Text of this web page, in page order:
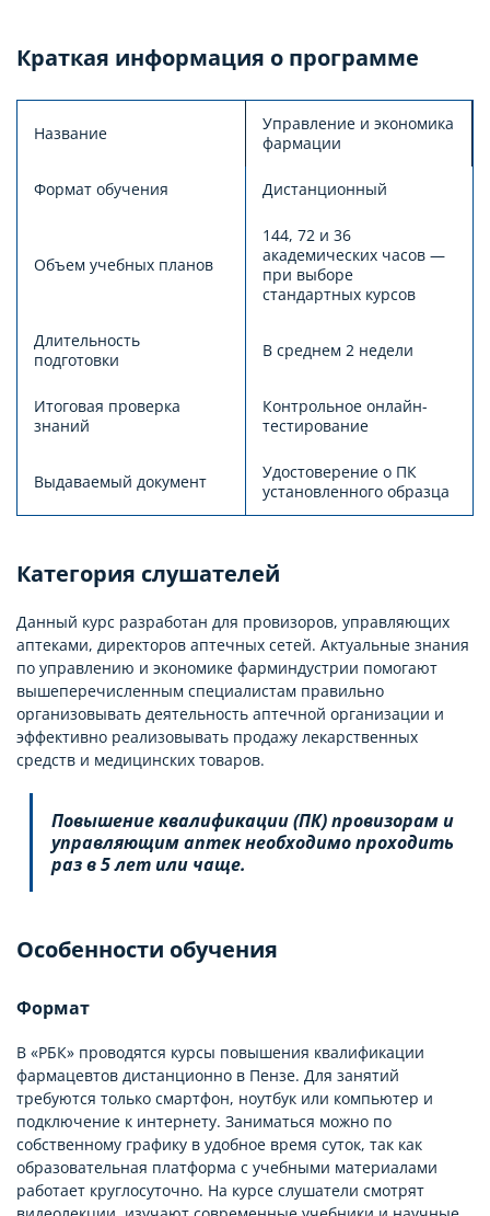
Краткая информация о программе
Название
Управление и экономика
фармации
Формат обучения Дистанционный
Объем учебных планов
144, 72 и 36
академических часов —
при выборе
стандартных курсов
Длительность
подготовки
В среднем 2 недели
Итоговая проверка
знаний
Контрольное онлайн-
тестирование
Выдаваемый документ
Удостоверение о ПК
установленного образца
Категория слушателей
Данный курс разработан для провизоров, управляющих
аптеками, директоров аптечных сетей. Актуальные знания
по управлению и экономике фарминдустрии помогают
вышеперечисленным специалистам правильно
организовывать деятельность аптечной организации и
эффективно реализовывать продажу лекарственных
средств и медицинских товаров.
Повышение квалификации (ПК) провизорам и
управляющим аптек необходимо проходить
раз в 5 лет или чаще.
Особенности обучения
Формат
В «РБК» проводятся курсы повышения квалификации
фармацевтов дистанционно в Пензе. Для занятий
требуются только смартфон, ноутбук или компьютер и
подключение к интернету. Заниматься можно по
собственному графику в удобное время суток, так как
образовательная платформа с учебными материалами
работает круглосуточно. На курсе слушатели смотрят